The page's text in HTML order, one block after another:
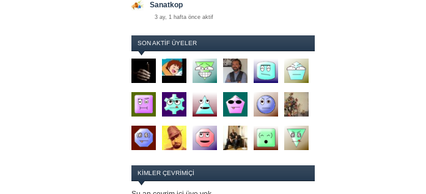
Sanatkop
3 ay, 1 hafta önce aktif
SON AKTIF ÜYELER
KIMLER ÇEVRIMIÇI